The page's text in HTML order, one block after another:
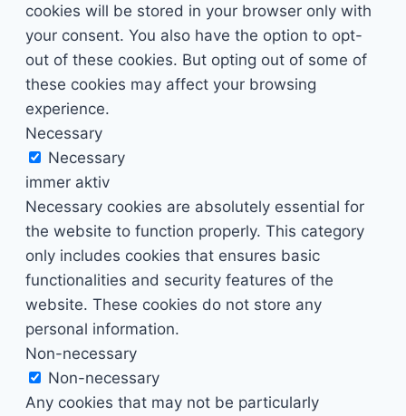
cookies will be stored in your browser only with
your consent. You also have the option to opt-
out of these cookies. But opting out of some of
these cookies may affect your browsing
experience.
Necessary
Necessary
immer aktiv
Necessary cookies are absolutely essential for
the website to function properly. This category
only includes cookies that ensures basic
functionalities and security features of the
website. These cookies do not store any
personal information.
Non-necessary
Non-necessary
Any cookies that may not be particularly